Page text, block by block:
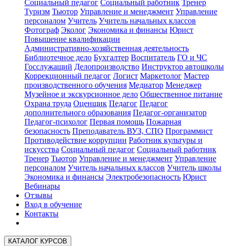
Социальный педагог Социальный работник Тренер
Туризм Тьютор Управление и менеджмент Управление
персоналом Учитель Учитель начальных классов
Фотограф Эколог Экономика и финансы Юрист
Повышение квалификации
Административно-хозяйственная деятельность
Библиотечное дело Бухгалтер Воспитатель ГО и ЧС
Госслужащий Делопроизводство Инструктор автошколы
Коррекционный педагог Логист Маркетолог Мастер
производственного обучения Медиатор Менеджер
Музейное и экскурсионное дело Общественное питание
Охрана труда Оценщик Педагог Педагог
дополнительного образования Педагог-организатор
Педагог-психолог Первая помощь Пожарная
безопасность Преподаватель ВУЗ, СПО Программист
Противодействие коррупции Работник культуры и
искусства Социальный педагог Социальный работник
Тренер Тьютор Управление и менеджмент Управление
персоналом Учитель начальных классов Учитель школы
Экономика и финансы Электробезопасность Юрист
Вебинары
Отзывы
Вход в обучение
Контакты
КАТАЛОГ КУРСОВ